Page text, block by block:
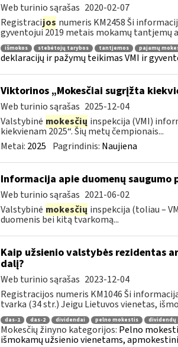
Web turinio sąrašas 2020-02-07
Registracijos numeris KM2458 Ši
gyventojui 2019 metais mokamų tantjemų
išmokos stebėtojų tarybos tantjemos pajamų
deklaracijų ir pažymų teikimas VMI ir
Viktorinos „Mokesčiai sugrįžta
Web turinio sąrašas 2025-12-04
Valstybinė mokesčių inspekcija (VMI)
kiekvienam 2025“. Šių metų čempionais...
Metai: 2025 Pagrindinis: Naujiena
Informacija apie duomenų saugumo
Web turinio sąrašas 2021-06-02
Valstybinė mokesčių inspekcija (toliau –
duomenis bei kitą tvarkomą...
Kaip užsienio valstybės rezidentas
dalį?
Web turinio sąrašas 2023-12-04
Registracijos numeris KM1046 Ši
tvarka (34 str.) Jeigu Lietuvos vienetas,
das-1 das-2 dividendai pelno mokestis dividendų
Mokesčių žinyno kategorijos: Pelno
išmokamų užsienio vienetams,